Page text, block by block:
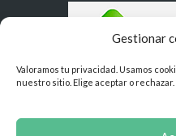
Gestionar
Valoramos tu privacidad. Usamos
nuestro sitio. Elige aceptar o rechazar.